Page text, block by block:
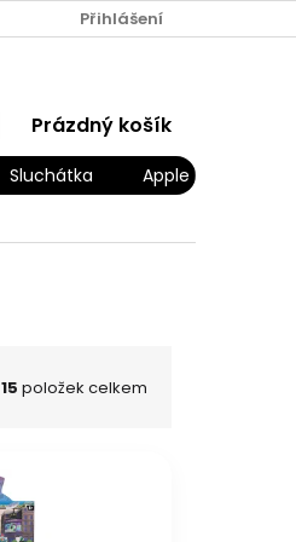
Přihlášení
NÁKUPNÍ
KOŠÍK
Prázdný košík
Sluchátka
Apple Náhradní
15 položek celkem